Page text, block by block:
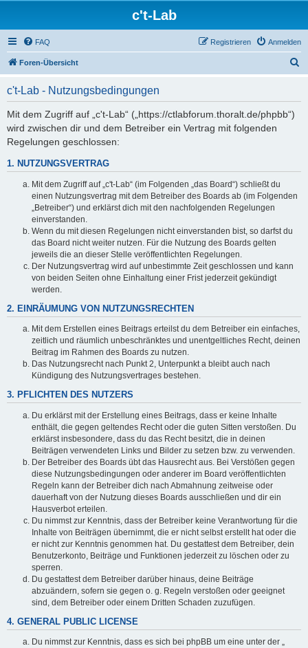
c't-Lab
FAQ Anmelden
Registrieren
Foren-Übersicht
c't-Lab - Nutzungsbedingungen
Mit dem Zugriff auf „c't-Lab“ („https://ctlabforum.thoralt.de/phpbb“)
wird zwischen dir und dem Betreiber ein Vertrag mit folgenden
Regelungen geschlossen:
1. NUTZUNGSVERTRAG
Mit dem Zugriff auf „c't-Lab“ (im Folgenden „das Board“) schließt du
einen Nutzungsvertrag mit dem Betreiber des Boards ab (im Folgenden
„Betreiber“) und erklärst dich mit den nachfolgenden Regelungen
einverstanden.
Wenn du mit diesen Regelungen nicht einverstanden bist, so darfst du
das Board nicht weiter nutzen. Für die Nutzung des Boards gelten
jeweils die an dieser Stelle veröffentlichten Regelungen.
Der Nutzungsvertrag wird auf unbestimmte Zeit geschlossen und kann
von beiden Seiten ohne Einhaltung einer Frist jederzeit gekündigt
werden.
2. EINRÄUMUNG VON NUTZUNGSRECHTEN
Mit dem Erstellen eines Beitrags erteilst du dem Betreiber ein einfaches,
zeitlich und räumlich unbeschränktes und unentgeltliches Recht, deinen
Beitrag im Rahmen des Boards zu nutzen.
Das Nutzungsrecht nach Punkt 2, Unterpunkt a bleibt auch nach
Kündigung des Nutzungsvertrages bestehen.
3. PFLICHTEN DES NUTZERS
Du erklärst mit der Erstellung eines Beitrags, dass er keine Inhalte
enthält, die gegen geltendes Recht oder die guten Sitten verstoßen. Du
erklärst insbesondere, dass du das Recht besitzt, die in deinen
Beiträgen verwendeten Links und Bilder zu setzen bzw. zu verwenden.
Der Betreiber des Boards übt das Hausrecht aus. Bei Verstößen gegen
diese Nutzungsbedingungen oder anderer im Board veröffentlichten
Regeln kann der Betreiber dich nach Abmahnung zeitweise oder
dauerhaft von der Nutzung dieses Boards ausschließen und dir ein
Hausverbot erteilen.
Du nimmst zur Kenntnis, dass der Betreiber keine Verantwortung für die
Inhalte von Beiträgen übernimmt, die er nicht selbst erstellt hat oder die
er nicht zur Kenntnis genommen hat. Du gestattest dem Betreiber, dein
Benutzerkonto, Beiträge und Funktionen jederzeit zu löschen oder zu
sperren.
Du gestattest dem Betreiber darüber hinaus, deine Beiträge
abzuändern, sofern sie gegen o. g. Regeln verstoßen oder geeignet
sind, dem Betreiber oder einem Dritten Schaden zuzufügen.
4. GENERAL PUBLIC LICENSE
Du nimmst zur Kenntnis, dass es sich bei phpBB um eine unter der „